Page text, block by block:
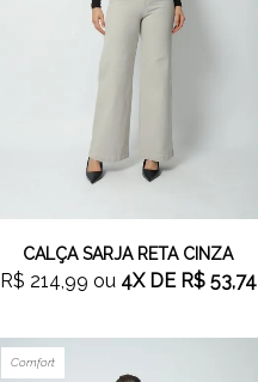
CALÇA SARJA RETA CINZA
R$ 214,99 ou 4XDE R$ 53,74
Comfort